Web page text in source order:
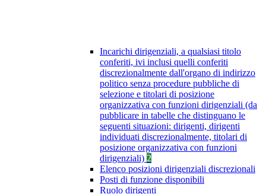
Incarichi dirigenziali, a qualsiasi titolo
conferiti, ivi inclusi quelli conferiti
discrezionalmente dall'organo di indirizzo
politico senza procedure pubbliche di
selezione e titolari di posizione
organizzativa con funzioni dirigenziali (da
pubblicare in tabelle che distinguano le
seguenti situazioni: dirigenti, dirigenti
individuati discrezionalmente, titolari di
posizione organizzativa con funzioni
dirigenziali) 2
Elenco posizioni dirigenziali discrezionali
Posti di funzione disponibili
Ruolo dirigenti